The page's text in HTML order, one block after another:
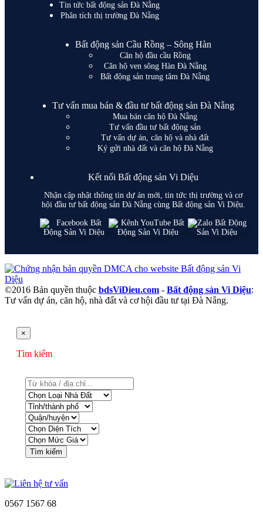
Tin tức bất động sản Đà Nẵng
Phân tích thị trường Đà Nẵng
Bất động sản Cầu Rồng – Sông Hàn
Căn hộ đầu cầu Rồng
Căn hộ ven sông Hàn Đà Nẵng
Bất động sản trung tâm Đà Nẵng
Tư vấn mua bán & đầu tư bất động sản Đà Nẵng
Mua bán căn hộ Đà Nẵng
Tư vấn đầu tư bất động sản
Tư vấn dự án, căn hộ và nhà đất
Ký gửi nhà đất và căn hộ Đà Nẵng
Kết nối Bất động sản Vi Diệu
Nhận cập nhật thông tin dự án mới, tin tức thị trường và cơ
hội đầu tư bất động sản Đà Nẵng cùng Bất động sản Vi Diệu.
©2016 Bản quyền thuộc bdsViDieu.com - Bất động sản Vi Diệu:
Tư vấn dự án, căn hộ, nhà đất và cơ hội đầu tư tại Đà Nẵng.
×
Tìm kiếm
Tìm kiếm
0567 1567 68